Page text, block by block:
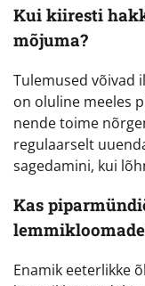
Kui kiiresti
mõjuma?
Tulemused võivad
on oluline meeles
nende toime
regulaarselt
sagedamini, kui
Kas
Enamik eeterlikke